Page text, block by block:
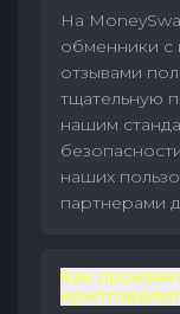
На
обменники с
отзывами
тщательную
нашим
наших
партнерами
Как